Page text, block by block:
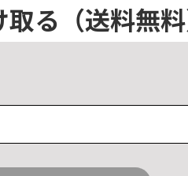
取る （送料無料